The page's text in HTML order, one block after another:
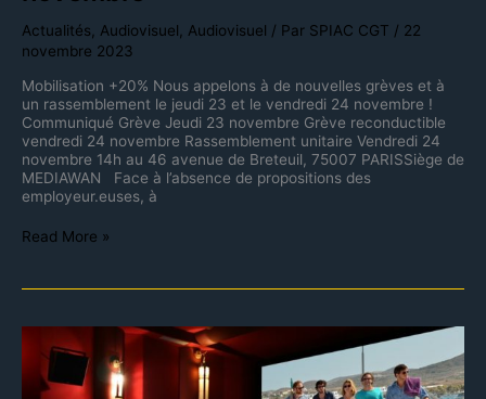
Actualités Audiovisuel Audiovisuel / Par SPIAC CGT / 22
novembre 2023
Mobilisation +20% Nous appelons à de nouvelles grèves et à
un rassemblement le jeudi 23 et le vendredi 24 novembre !
Communiqué Grève Jeudi 23 novembre Grève reconductible
vendredi 24 novembre Rassemblement unitaire Vendredi 24
novembre 14h au 46 avenue de Breteuil, 75007 PARISSiège de
MEDIAWAN Face à l’absence de propositions des
employeur.euses, à
Read More »
Lettre
ouverte
du
SPIAC-